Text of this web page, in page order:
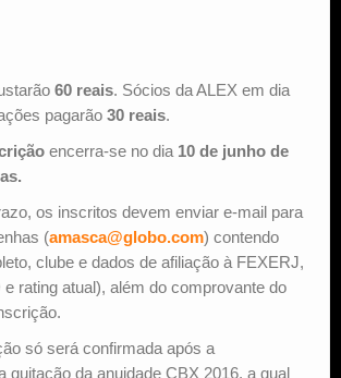
60 reais. Sócios da ALEX em dia
pagarão 30 reais.
encerra-se no dia 10 de junho de
os inscritos devem enviar e-mail para
(amasca@globo.com) contendo
clube e dados de afiliação à FEXERJ,
rating atual), além do comprovante do
só será confirmada após a
quitação da anuidade CBX 2016, a qual